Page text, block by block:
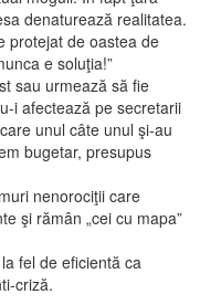
denaturează realitatea.
protejat de oastea de
e soluţia!”
sau urmează să fie
i afectează pe secretarii
unul câte unul şi-au
bugetar, presupus
nenorociţii care
şi rămân „cei cu mapa”
fel de eficientă ca
criză.